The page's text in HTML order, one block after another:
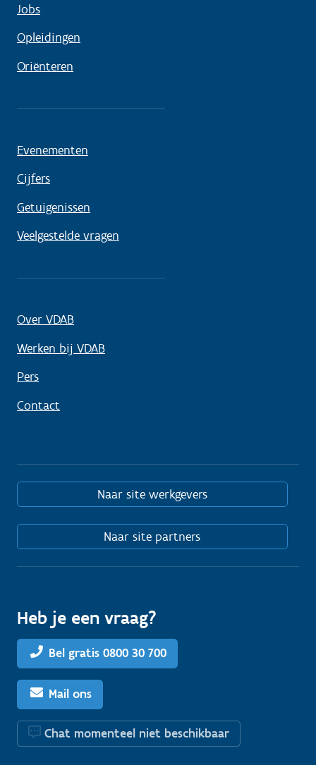
Jobs
Opleidingen
Oriënteren
Evenementen
Cijfers
Getuigenissen
Veelgestelde vragen
Over VDAB
Werken bij VDAB
Pers
Contact
Naar site werkgevers
Naar site partners
Heb je een vraag?
Bel gratis 0800 30 700
Mail ons
Chat momenteel niet beschikbaar